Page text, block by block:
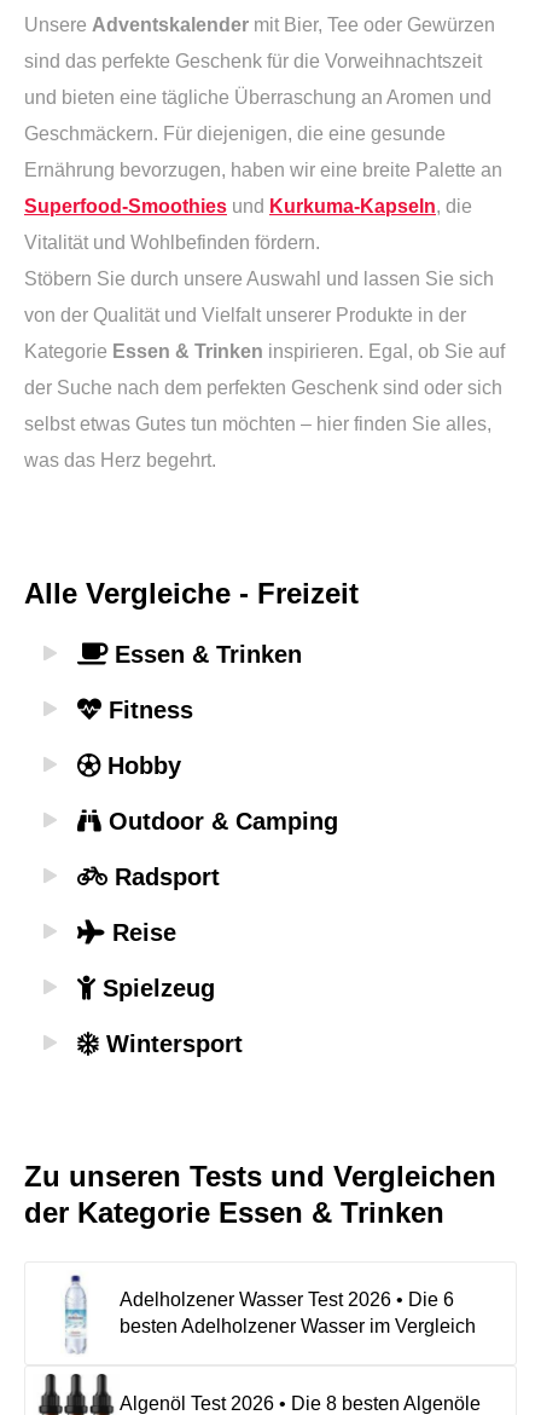
Unsere Adventskalender mit Bier, Tee oder Gewürzen
sind das perfekte Geschenk für die Vorweihnachtszeit
und bieten eine tägliche Überraschung an Aromen und
Geschmäckern. Für diejenigen, die eine gesunde
Ernährung bevorzugen, haben wir eine breite Palette an
Superfood-Smoothies und Kurkuma-Kapseln, die
Vitalität und Wohlbefinden fördern.
Stöbern Sie durch unsere Auswahl und lassen Sie sich
von der Qualität und Vielfalt unserer Produkte in der
Kategorie Essen & Trinken inspirieren. Egal, ob Sie auf
der Suche nach dem perfekten Geschenk sind oder sich
selbst etwas Gutes tun möchten – hier finden Sie alles,
was das Herz begehrt.
Alle Vergleiche - Freizeit
Essen & Trinken
Fitness
Hobby
Outdoor & Camping
Radsport
Reise
Spielzeug
Wintersport
Zu unseren Tests und Vergleichen
der Kategorie Essen & Trinken
Adelholzener Wasser Test 2026 • Die 6
besten Adelholzener Wasser im Vergleich
Algenöl Test 2026 • Die 8 besten Algenöle